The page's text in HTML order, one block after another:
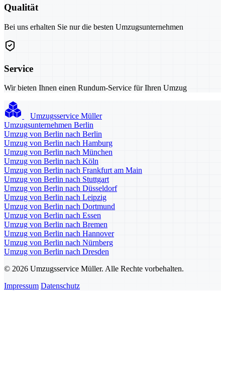
Qualität
Bei uns erhalten Sie nur die besten Umzugsunternehmen
Service
Wir bieten Ihnen einen Rundum-Service für Ihren Umzug
Umzugsservice Müller
Umzugsunternehmen Berlin
Umzug von Berlin nach Berlin
Umzug von Berlin nach Hamburg
Umzug von Berlin nach München
Umzug von Berlin nach Köln
Umzug von Berlin nach Frankfurt am Main
Umzug von Berlin nach Stuttgart
Umzug von Berlin nach Düsseldorf
Umzug von Berlin nach Leipzig
Umzug von Berlin nach Dortmund
Umzug von Berlin nach Essen
Umzug von Berlin nach Bremen
Umzug von Berlin nach Hannover
Umzug von Berlin nach Nürnberg
Umzug von Berlin nach Dresden
© 2026 Umzugsservice Müller. Alle Rechte vorbehalten.
Impressum Datenschutz